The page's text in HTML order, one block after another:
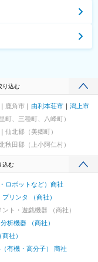
り込む
鹿角市 由利本荘市
潟上市
町、三種町、八峰町）
仙北郡（美郷町）
秋田郡（上小阿仁村）
込む
ロボットなど）商社
リンタ （商社）
ト・遊戯機器 （商社）
析機器 （商社）
社）
有機・高分子） 商社